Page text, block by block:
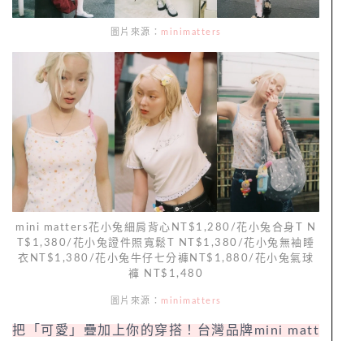
圖片來源： minimatters
mini matters花小兔細肩背心NT$1,280/花小兔合身T N
T$1,380/花小兔證件照寬鬆T NT$1,380/花小兔無袖睡
衣NT$1,380/花小兔牛仔七分褲NT$1,880/花小兔氣球
褲 NT$1,480
圖片來源： minimatters
把「可愛」疊加上你的穿搭！台灣品牌mini matt